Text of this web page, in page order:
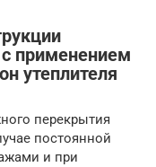
применением
утеплителя
перекрытия
постоянной
и при